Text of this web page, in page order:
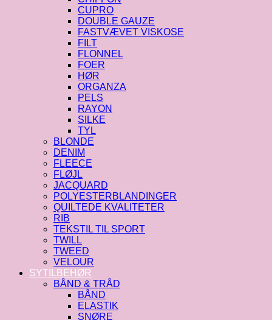
CUPRO
DOUBLE GAUZE
FASTVÆVET VISKOSE
FILT
FLONNEL
FOER
HØR
ORGANZA
PELS
RAYON
SILKE
TYL
BLONDE
DENIM
FLEECE
FLØJL
JACQUARD
POLYESTERBLANDINGER
QUILTEDE KVALITETER
RIB
TEKSTIL TIL SPORT
TWILL
TWEED
VELOUR
SYTILBEHØR
BÅND & TRÅD
BÅND
ELASTIK
SNØRE